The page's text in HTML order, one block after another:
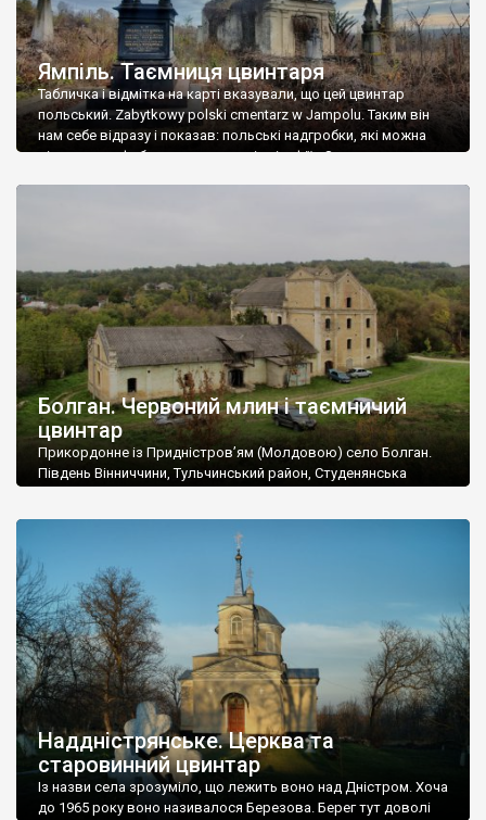
Ямпіль. Таємниця цвинтаря
Табличка і відмітка на карті вказували, що цей цвинтар
польський. Zabytkowy polski cmentarz w Jampolu. Таким він
нам себе відразу і показав: польські надгробки, які можна
віднести до фабричних, польські епітафії… Загалом цвинтар
Болган. Червоний млин і таємничий
цвинтар
Прикордонне із Придністров’ям (Молдовою) село Болган.
Південь Вінниччини, Тульчинський район, Студенянська
старовинний цвинтар із кам’яними хрестами. Всі епітафії, які
збереглися, написані кирилицею, церковнослов’янською
мовою. За всіма традиційними ознаками – цвинтар
український. Хрести датуються 19 століттям. У 1924-1940
роках Болган […]
Наддністрянське. Церква та
старовинний цвинтар
Із назви села зрозуміло, що лежить воно над Дністром. Хоча
до 1965 року воно називалося Березова. Берег тут доволі